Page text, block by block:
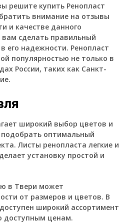
решите купить Ренопласт
внимание на отзывы
и качестве данного
сделать правильный
его надежности. Ренопласт
популярностью не только в
России, таких как Санкт-
широкий выбор цветов и
оптимальный
Листы ренопласта легкие и
установку простой и
в Твери может
от размеров и цветов. В
широкий ассортимент
доступным ценам.